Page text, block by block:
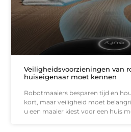
Veiligheidsvoorzieningen van
huiseigenaar moet kennen
Robotmaaiers besparen tijd en
kort, maar veiligheid moet
u een maaier kiest voor een huis